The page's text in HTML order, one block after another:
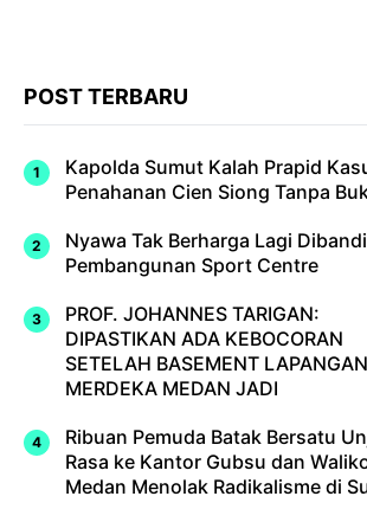
POST TERBARU
Kapolda Sumut Kalah Prapid
Penahanan Cien Siong Tanpa
Nyawa Tak Berharga Lagi
Pembangunan Sport Centre
PROF. JOHANNES TARIGAN:
DIPASTIKAN ADA KEBOCORAN
SETELAH BASEMENT LAPANGAN
MERDEKA MEDAN JADI
Ribuan Pemuda Batak Bersatu
Rasa ke Kantor Gubsu dan
Medan Menolak Radikalisme di